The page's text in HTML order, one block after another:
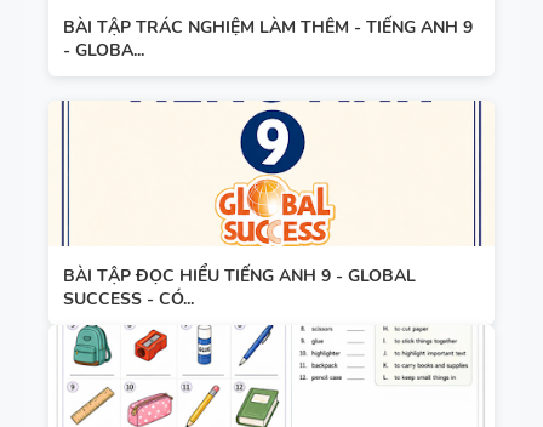
BÀI TẬP TRÁC NGHIỆM LÀM THÊM - TIẾNG ANH 9
- GLOBA...
BÀI TẬP ĐỌC HIỂU TIẾNG ANH 9 - GLOBAL
SUCCESS - CÓ...